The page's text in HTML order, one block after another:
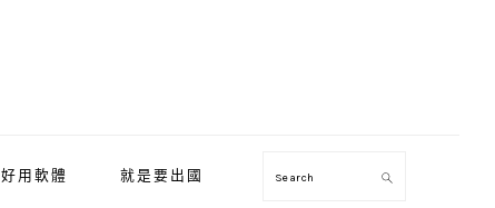
好用軟體 就是要出國 Search